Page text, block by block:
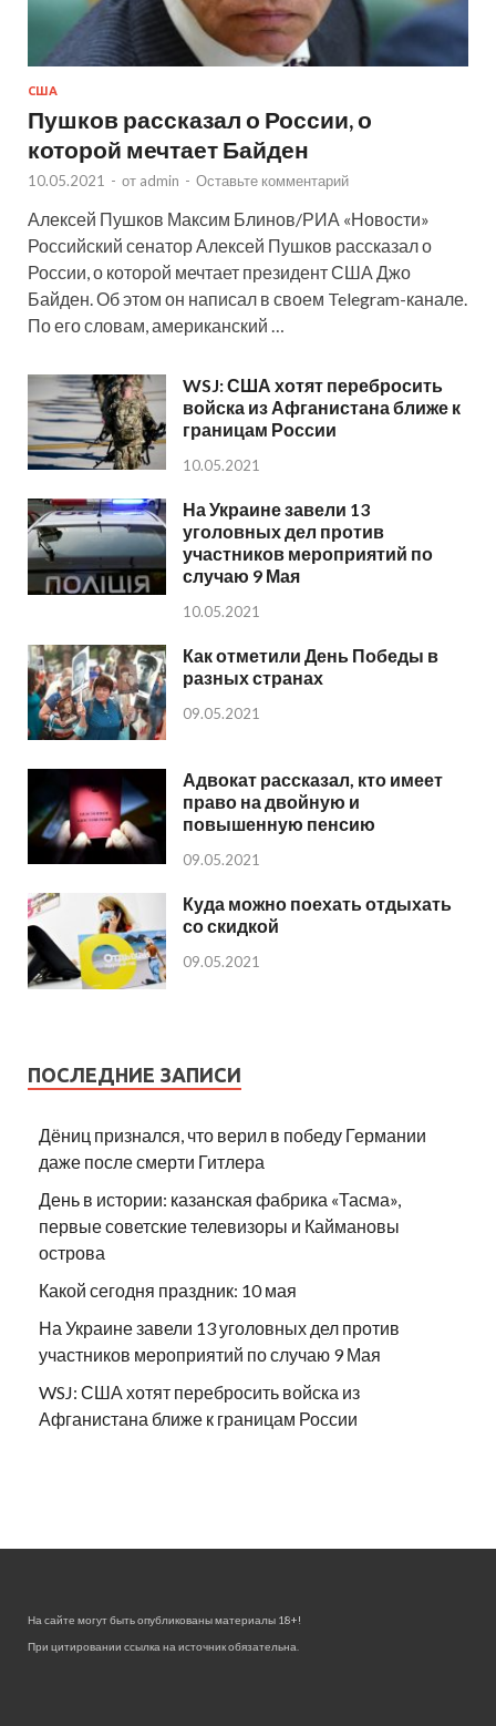
США
Пушков рассказал о России, о
которой мечтает Байден
10.05.2021 - от admin - Оставьте комментарий
Алексей Пушков Максим Блинов/РИА «Новости»
Российский сенатор Алексей Пушков рассказал о
России, о которой мечтает президент США Джо
Байден. Об этом он написал в своем Telegram-канале.
По его словам, американский …
WSJ: США хотят перебросить
войска из Афганистана ближе к
границам России
10.05.2021
На Украине завели 13
уголовных дел против
участников мероприятий по
случаю 9 Мая
10.05.2021
Как отметили День Победы в
разных странах
09.05.2021
Адвокат рассказал, кто имеет
право на двойную и
повышенную пенсию
09.05.2021
Куда можно поехать отдыхать
со скидкой
09.05.2021
ПОСЛЕДНИЕ ЗАПИСИ
Дёниц признался, что верил в победу Германии
даже после смерти Гитлера
День в истории: казанская фабрика «Тасма»,
первые советские телевизоры и Каймановы
острова
Какой сегодня праздник: 10 мая
На Украине завели 13 уголовных дел против
участников мероприятий по случаю 9 Мая
WSJ: США хотят перебросить войска из
Афганистана ближе к границам России
На сайте могут быть опубликованы материалы 18+!
При цитировании ссылка на источник обязательна.